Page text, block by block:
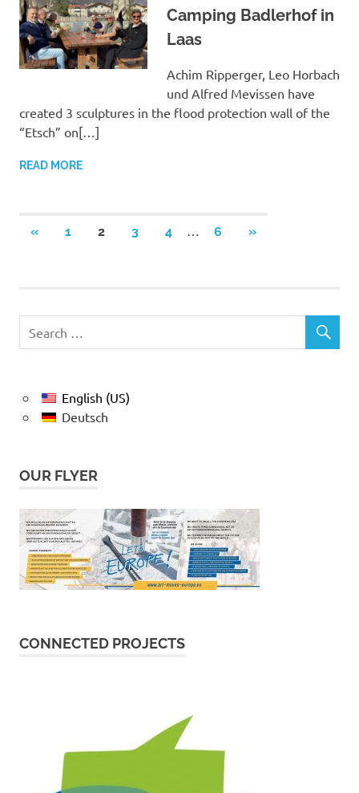
Camping Badlerhof in
Laas
Achim Ripperger, Leo Horbach
und Alfred Mevissen have
created 3 sculptures in the flood protection wall of the
“Etsch” on[…]
READ MORE
Posts
«PREVIOUS
1 2 3 4 … 6
NEXT
»
English (US)
Deutsch
OUR FLYER
CONNECTED PROJECTS